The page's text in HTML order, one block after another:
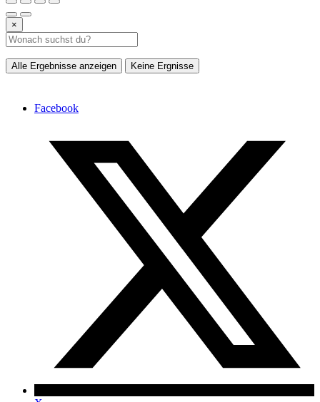
×
Alle Ergebnisse anzeigen Keine Ergnisse
Facebook